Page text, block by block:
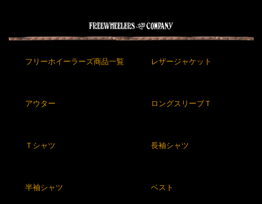
フリーホイーラーズ商品一覧 レザージャケット
アウター ロングスリーブＴ
Ｔシャツ 長袖シャツ
半袖シャツ ベスト